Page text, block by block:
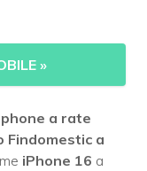
»
a rate
Findomestic a
iPhone 16 a